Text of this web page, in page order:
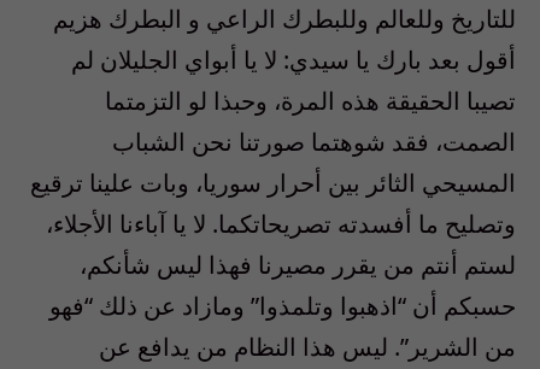
للتاريخ وللعالم وللبطرك الراعي و البطرك هزيم
أقول بعد بارك يا سيدي: لا يا أبواي الجليلان لم
تصيبا الحقيقة هذه المرة، وحبذا لو التزمتما
الصمت، فقد شوهتما صورتنا نحن الشباب
المسيحي الثائر بين أحرار سوريا، وبات علينا ترقيع
وتصليح ما أفسدته تصريحاتكما. لا يا آباءنا الأجلاء،
لستم أنتم من يقرر مصيرنا فهذا ليس شأنكم،
حسبكم أن “اذهبوا وتلمذوا” ومازاد عن ذلك “فهو
من الشرير”. ليس هذا النظام من يدافع عن